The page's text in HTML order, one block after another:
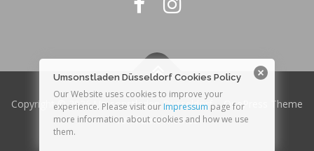
Copyright © 2026 Umsonstladen Düsseldorf–OnePress
Theme
von FameThemes
Umsonstladen Düsseldorf Cookies Policy
Our Website uses cookies to improve your
experience. Please visit our Impressum page for
more information about cookies and how we use
them.